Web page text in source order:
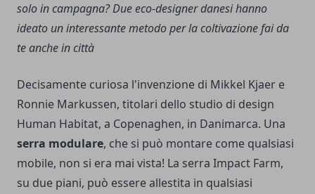
solo in campagna? Due eco-designer danesi hanno
ideato un interessante metodo per la coltivazione fai da
te anche in città
Decisamente curiosa l'invenzione di Mikkel Kjaer e
Ronnie Markussen, titolari dello studio di design
Human Habitat, a Copenaghen, in Danimarca. Una
serra modulare, che si può montare come qualsiasi
mobile, non si era mai vista! La serra Impact Farm,
su due piani, può essere allestita in qualsiasi